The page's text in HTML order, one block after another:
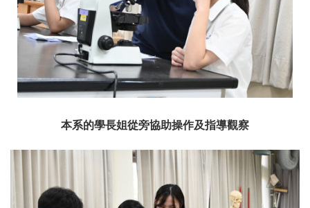
本系的學長姐從旁協助操作及指導觀察